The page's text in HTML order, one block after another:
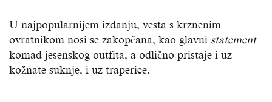
U najpopularnijem izdanju, vesta s krznenim
ovratnikom nosi se zakopčana, kao glavni statement
komad jesenskog outfita, a odlično pristaje i uz
kožnate suknje, i uz traperice.